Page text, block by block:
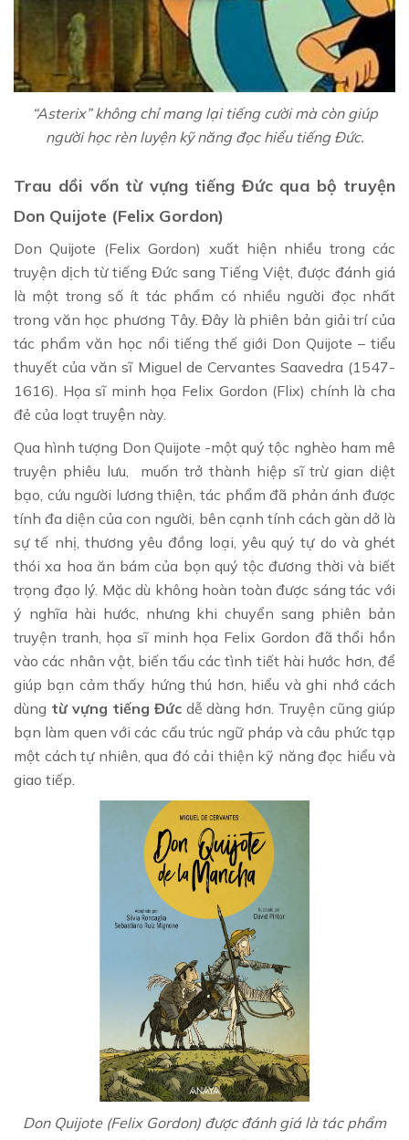
“Asterix” không chỉ mang lại tiếng cười mà còn giúp
người học rèn luyện kỹ năng đọc hiểu tiếng Đức.
Trau dồi vốn từ vựng tiếng Đức qua bộ truyện
Don Quijote (Felix Gordon)
Don Quijote (Felix Gordon) xuất hiện nhiều trong các
truyện dịch từ tiếng Đức sang Tiếng Việt, được đánh giá
là một trong số ít tác phẩm có nhiều người đọc nhất
trong văn học phương Tây. Đây là phiên bản giải trí của
tác phẩm văn học nổi tiếng thế giới Don Quijote – tiểu
thuyết của văn sĩ Miguel de Cervantes Saavedra (1547-
1616). Họa sĩ minh họa Felix Gordon (Flix) chính là cha
đẻ của loạt truyện này.
Qua hình tượng Don Quijote -một quý tộc nghèo ham mê
truyện phiêu lưu, muốn trở thành hiệp sĩ trừ gian diệt
bạo, cứu người lương thiện, tác phẩm đã phản ánh được
tính đa diện của con người, bên cạnh tính cách gàn dở là
sự tế nhị, thương yêu đồng loại, yêu quý tự do và ghét
thói xa hoa ăn bám của bọn quý tộc đương thời và biết
trọng đạo lý. Mặc dù không hoàn toàn được sáng tác với
ý nghĩa hài hước, nhưng khi chuyển sang phiên bản
truyện tranh, họa sĩ minh họa Felix Gordon đã thổi hồn
vào các nhân vật, biến tấu các tình tiết hài hước hơn, để
giúp bạn cảm thấy hứng thú hơn, hiểu và ghi nhớ cách
dùng từ vựng tiếng Đứcdễ dàng hơn. Truyện cũng giúp
bạn làm quen với các cấu trúc ngữ pháp và câu phức tạp
một cách tự nhiên, qua đó cải thiện kỹ năng đọc hiểu và
giao tiếp.
Don Quijote (Felix Gordon) được đánh giá là tác phẩm